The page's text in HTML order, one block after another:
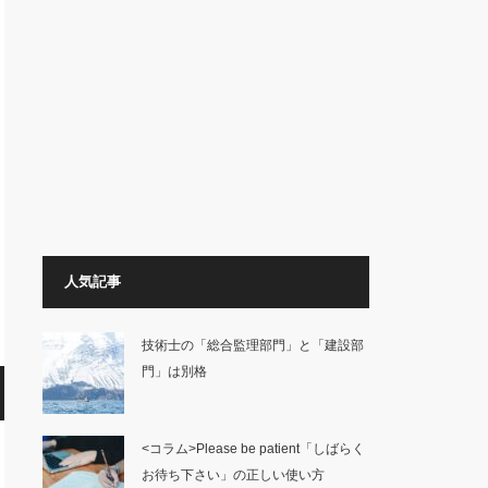
人気記事
技術士の「総合監理部門」と「建設部
門」は別格
<コラム>Please be patient「しばらく
お待ち下さい」の正しい使い方